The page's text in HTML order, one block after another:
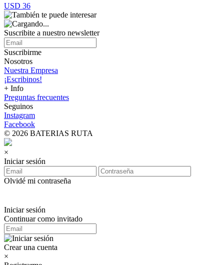
USD 36
Suscribite a nuestro newsletter
Suscribirme
Nosotros
Nuestra Empresa
¡Escribinos!
+ Info
Preguntas frecuentes
Seguinos
Instagram
Facebook
© 2026 BATERIAS RUTA
×
Iniciar sesión
Olvidé mi contraseña
Iniciar sesión
Continuar como invitado
Crear una cuenta
×